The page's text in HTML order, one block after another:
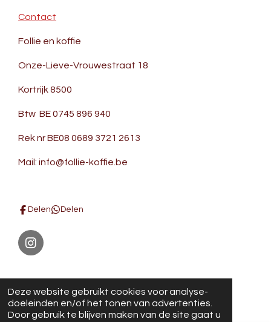
Deze website gebruikt cookies voor analyse-
doeleinden en/of het tonen van advertenties.
Door gebruik te blijven maken van de site gaat u
Contact
Follie en koffie
Onze-Lieve-Vrouwestraat 18
Kortrijk 8500
Btw BE 0745 896 940
Rek nr BE08 0689 3721 2613
Mail: info@follie-koffie.be
Delen Delen
I
a
g
r
© 2021 - 2026 Follie en Koffie
Powered byJouwWeb